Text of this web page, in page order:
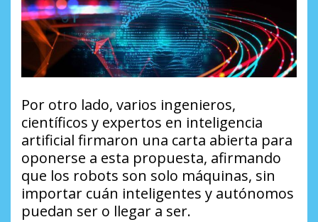
Por otro lado, varios ingenieros,
científicos y expertos en inteligencia
artificial firmaron una carta abierta para
oponerse a esta propuesta, afirmando
que los robots son solo máquinas, sin
importar cuán inteligentes y autónomos
puedan ser o llegar a ser.